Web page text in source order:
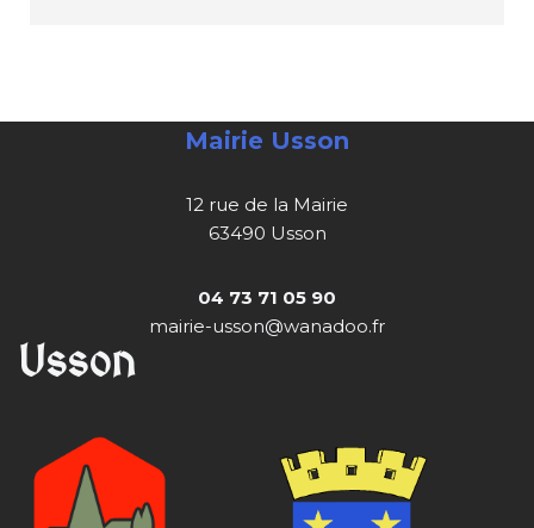
Mairie Usson
12 rue de la Mairie
63490 Usson
04 73 71 05 90
mairie-usson@wanadoo.fr
Usson